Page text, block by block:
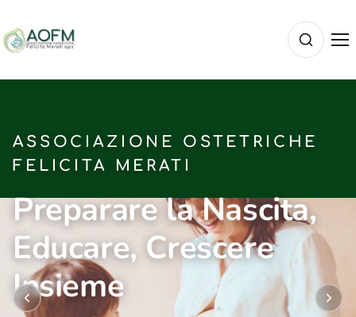
ASSOCIAZIONE OSTETRICHE
FELICITA MERATI
Preparare la Nascita,
Educare, Crescere
Insieme